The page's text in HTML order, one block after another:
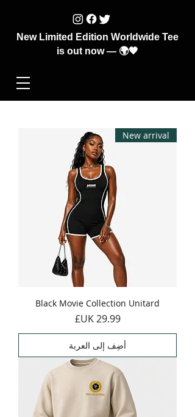
New Limited Edition Worldwide Tee
is out now — 🌍🖤
New arrival
Black Movie Collection Unitard
السعر‏29.99 UK£
أضِف إلى العربة